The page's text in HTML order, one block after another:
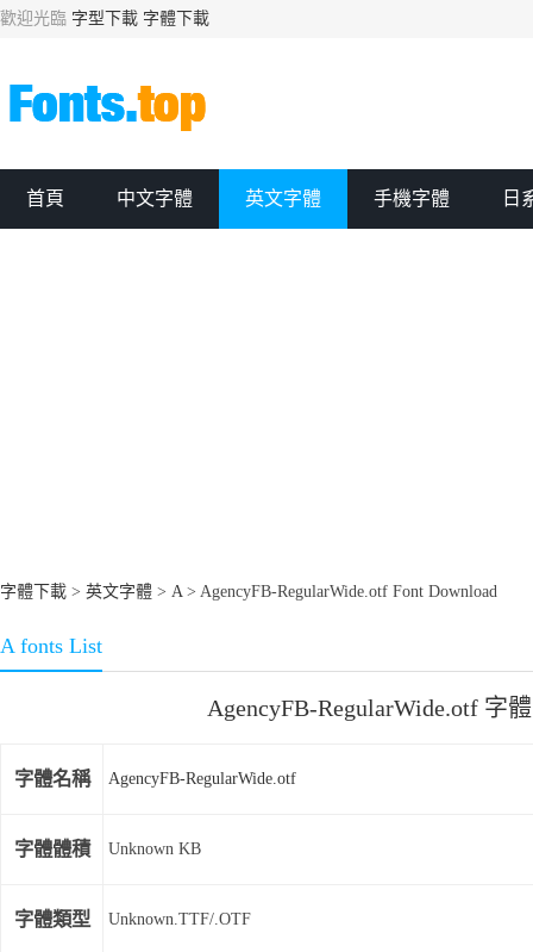
歡迎光臨 字型下載 字體下載
首頁 中文字體 英文字體 手機字體 日
字體下載 > 英文字體 > A> AgencyFB-RegularWide.otf Font Download
A fonts List
AgencyFB-RegularWide.otf 字
字體名稱 AgencyFB-RegularWide.otf
字體體積 Unknown KB
字體類型 Unknown.TTF/.OTF